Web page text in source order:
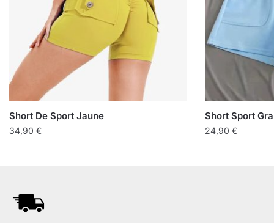
Short De Sport Jaune
34,90 €
Short Sport
24,90 €